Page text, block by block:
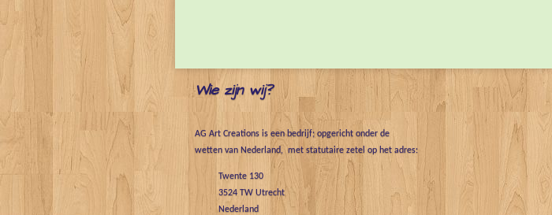
Wie zijn wij?
AG Art Creations is een bedrijf; opgericht onder de
wetten van Nederland, met statutaire zetel op het adres:
Twente 130
3524 TW Utrecht
Nederland